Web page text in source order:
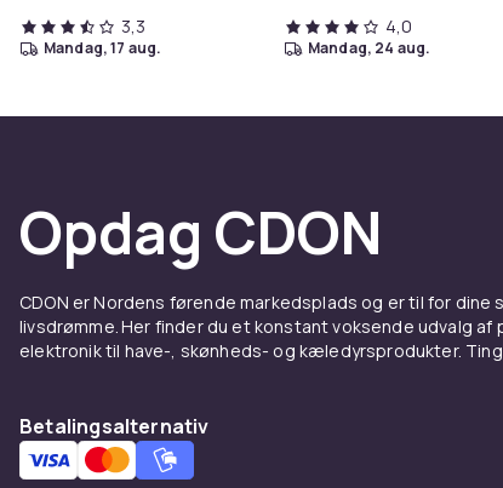
3,3
mandag, 17 aug.
4,0
mandag, 24 aug.
Opdag CDON
CDON er Nordens førende markedsplads og er til for
livsdrømme. Her finder du et konstant voksende udvalg
elektronik til have-, skønheds- og kæledyrsprodukter.
Betalingsalternativ